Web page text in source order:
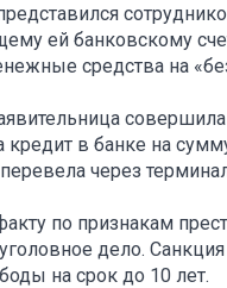
ей банковскому
средства на
кредит в банке на
через
по признакам
дело.
на срок до 10 лет.